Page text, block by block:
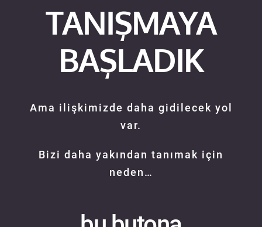
TANIŞMAYA
BAŞLADIK
Ama ilişkimizde daha gidilecek yol
var.
Bizi daha yakından tanımak için
neden…